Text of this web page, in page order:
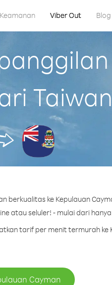
Keamanan Viber Out Blog
Taiwan
berkualitas ke Kepulauan
atau seluler! - mulai dari
tarif per menit termurah ke
Cayman